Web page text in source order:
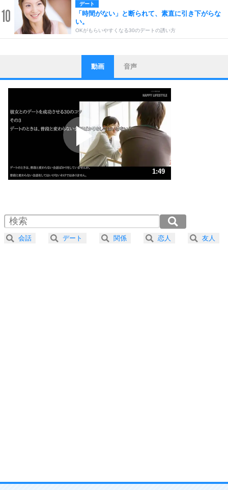
10
デート
「時間がない」と断られて、素直に引き下がらな
い。
OKがもらいやすくなる30のデートの誘い方
1
ストレス対策
他人と比べない。
いっそのこと、他人を見ない。
いらいらしない人になる30の方法
プラス思考
ポジティブになれない原因は、行動しないから。
ポジティブ思考になる30の方法
ストレス対策
人生、なんとかなるもの。
気楽に生きる30の方法
4 器の大きい人は、怒りを優しさで表現する。
ことが大切。
動画 音声
1:49
2.0倍速 （215KB 54秒）
2.5倍速 （172KB 43秒）
3.0倍速 （144KB 36秒）
会話 デート 関係 恋人 友人